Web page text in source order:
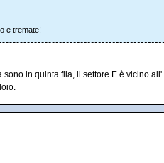
e tremate!
in quinta fila, il settore E è vicino